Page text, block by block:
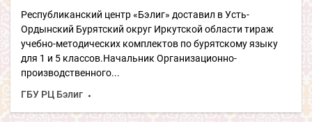
Республиканский центр «Бэлиг» доставил в Усть-
Ордынский Бурятский округ Иркутской области тираж
учебно-методических комплектов по бурятскому языку
для 1 и 5 классов.Начальник Организационно-
производственного...
ГБУ РЦ Бэлиг